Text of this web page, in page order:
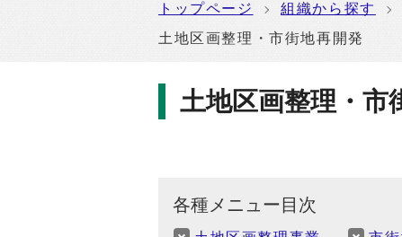
トップページ 組織から探す
土地区画整理・市街地再開発
土地区画整理・市
各種メニュー目次